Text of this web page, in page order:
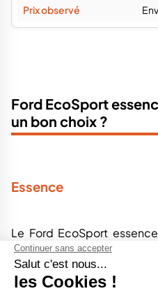
Ford EcoSport
un bon choix ?
Essence
Le Ford EcoSport
cohérent pour un usage
1.0 EcoBoost 125 ch
souplesse,